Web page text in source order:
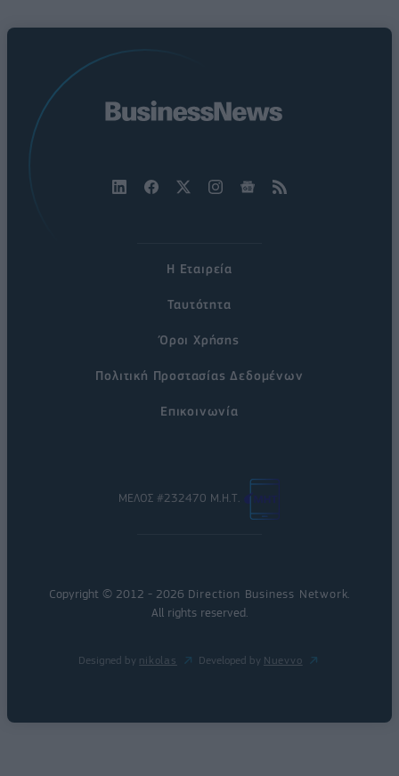
Η Εταιρεία
Ταυτότητα
Όροι Χρήσης
Πολιτική Προστασίας Δεδομένων
Επικοινωνία
ΜΕΛΟΣ #232470 Μ.Η.Τ.
Copyright © 2012 - 2026 Direction Business Network
All rights reserved.
Designed by nikolas Developed by Nuevvo